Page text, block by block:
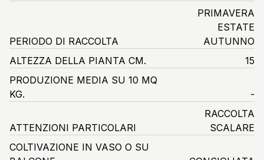
PERIODO DI RACCOLTA
PRIMAVERA
ESTATE
AUTUNNO
ALTEZZA DELLA PIANTA CM.
15
PRODUZIONE MEDIA SU 10 MQ
KG.
-
ATTENZIONI PARTICOLARI
RACCOLTA
SCALARE
COLTIVAZIONE IN VASO O SU